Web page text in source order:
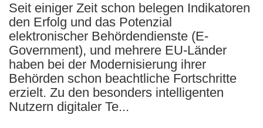
Seit einiger Zeit schon belegen Indikatoren
den Erfolg und das Potenzial
elektronischer Behördendienste (E-
Government), und mehrere EU-Länder
haben bei der Modernisierung ihrer
Behörden schon beachtliche Fortschritte
erzielt. Zu den besonders intelligenten
Nutzern digitaler Te...